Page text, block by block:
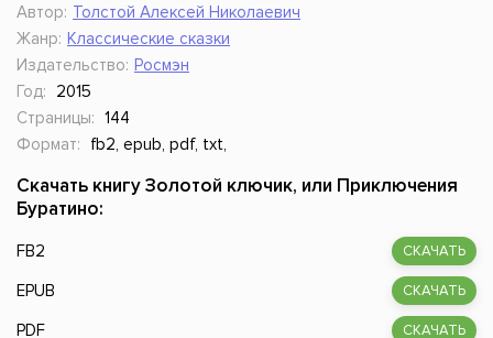
Автор: Толстой Алексей Николаевич
Жанр: Классические сказки
Издательство: Росмэн
Год:
2015
Страницы: 144
Формат:
fb2, epub, pdf, txt,
Скачать книгу Золотой ключик, или Приключения
Буратино:
FB2 СКАЧАТЬ
EPUB СКАЧАТЬ
PDF СКАЧАТЬ